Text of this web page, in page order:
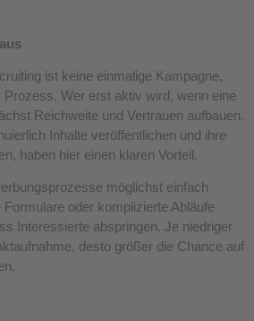
ist keine einmalige Kampagne,
Prozess. Wer erst aktiv wird, wenn eine
Reichweite und Vertrauen aufbauen.
Inhalte veröffentlichen und ihre
haben hier einen klaren Vorteil.
möglichst einfach
oder komplizierte Abläufe
Interessierte abspringen. Je niedriger
desto größer die Chance auf